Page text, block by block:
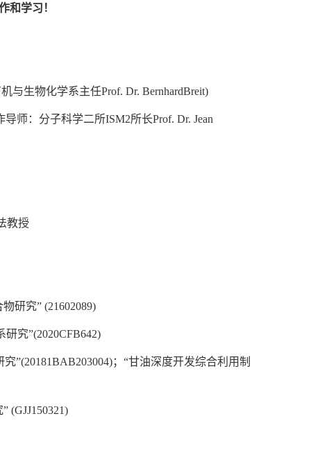
和学习！
与生物化学系主任Prof. Dr. BernhardBreit)
师：分子科学二所ISM2所长Prof. Dr. Jean
教授
研究” (21602089)
究”(2020CFB642)
”(20181BAB203004)；“甘油深度开发综合利用制
(GJJ150321)